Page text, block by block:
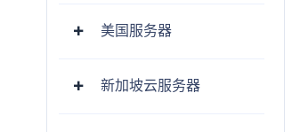
美国服务器
新加坡云服务器